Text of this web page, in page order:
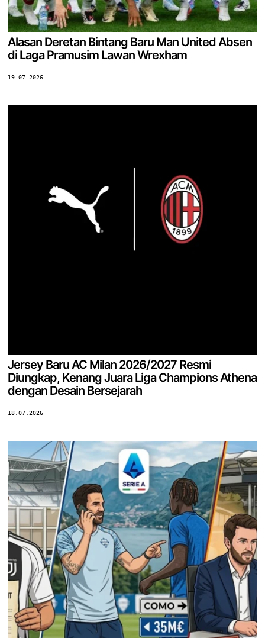
Alasan Deretan Bintang Baru Man United Absen
di Laga Pramusim Lawan Wrexham
19.07.2026
Jersey Baru AC Milan 2026/2027 Resmi
Diungkap, Kenang Juara Liga Champions Athena
dengan Desain Bersejarah
18.07.2026